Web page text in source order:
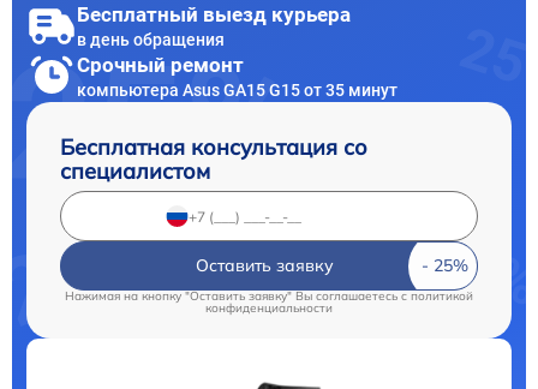
Бесплатный выезд курьера
в день обращения
Срочный ремонт
компьютера Asus GA15 G15 от 35 минут
Бесплатная консультация со
специалистом
Оставить заявку
Нажимая на кнопку "Оставить заявку" Вы соглашаетесь c политикой
конфиденциальности